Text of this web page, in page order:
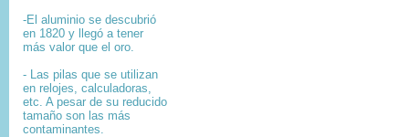
-El aluminio se descubrió
en 1820 y llegó a tener
más valor que el oro.
- Las pilas que se utilizan
en relojes, calculadoras,
etc. A pesar de su reducido
tamaño son las más
contaminantes.